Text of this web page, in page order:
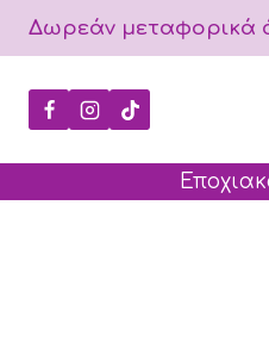
Skip
Δωρεάν μεταφορικά